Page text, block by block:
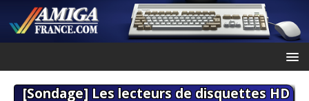
[Sondage] Les lecteurs de disquettes HD